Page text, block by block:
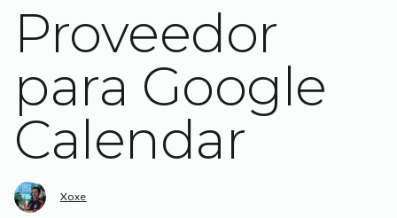
Proveedor
para Google
Calendar
Xoxe